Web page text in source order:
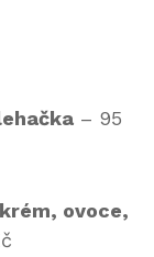
– 95
ovoce,